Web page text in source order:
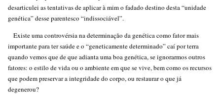
desarticulei as tentativas de aplicar à mim o fadado destino desta “unidade
genética” desse parentesco “indissociável”.
Existe uma controvérsia na determinação da genética como fator mais
importante para ter saúde e o “geneticamente determinado” caí por terra
quando vemos que de que adianta uma boa genética, se ignorarmos outros
fatores: o estilo de vida ou o ambiente em que se vive, bem como os recursos
que podem preservar a integridade do corpo, ou restaurar o que já
degenerou?